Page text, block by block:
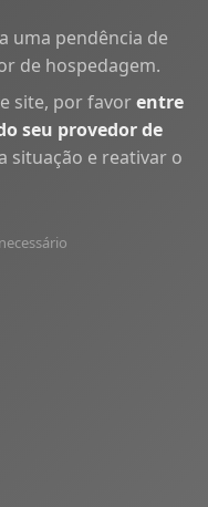
uma pendência de
de hospedagem.
site, por favorentre
seu provedor de
situação e reativar o